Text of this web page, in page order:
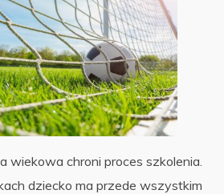
wiekowa chroni proces szkolenia.
dziecko ma przede wszystkim